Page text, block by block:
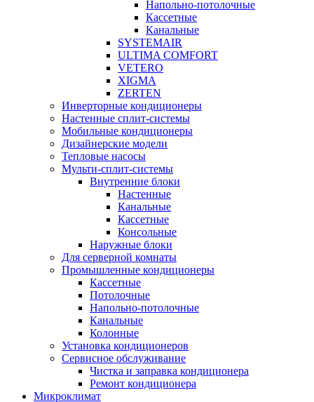
Напольно-потолочные
Кассетные
Канальные
SYSTEMAIR
ULTIMA COMFORT
VETERO
XIGMA
ZERTEN
Инверторные кондиционеры
Настенные сплит-системы
Мобильные кондиционеры
Дизайнерские модели
Тепловые насосы
Мульти-сплит-системы
Внутренние блоки
Настенные
Канальные
Кассетные
Консольные
Наружные блоки
Для серверной комнаты
Промышленные кондиционеры
Кассетные
Потолочные
Напольно-потолочные
Канальные
Колонные
Установка кондиционеров
Сервисное обслуживание
Чистка и заправка кондиционера
Ремонт кондиционера
Микроклимат